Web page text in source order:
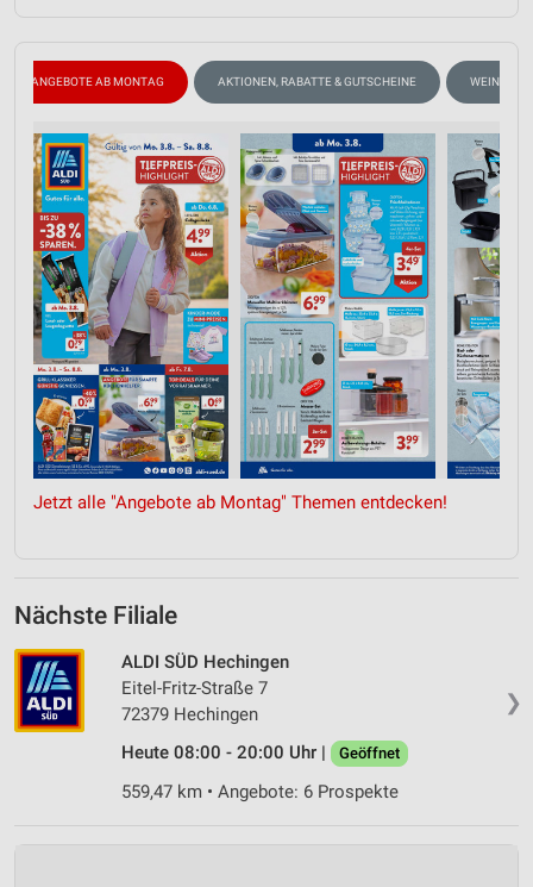
ANGEBOTE AB MONTAG AKTIONEN, RABATTE & GUTSCHEINE WEIN
Jetzt alle "Angebote ab Montag" Themen entdecken!
Nächste Filiale
❯
ALDI SÜD Hechingen
Eitel-Fritz-Straße 7
72379 Hechingen
Heute 08:00 - 20:00 Uhr |
Geöffnet
559,47 km • Angebote: 6 Prospekte